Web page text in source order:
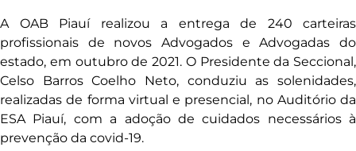
A OAB Piauí realizou a entrega de 240 carteiras
profissionais de novos Advogados e Advogadas do
estado, em outubro de 2021. O Presidente da Seccional,
Celso Barros Coelho Neto, conduziu as solenidades,
realizadas de forma virtual e presencial, no Auditório da
ESA Piauí, com a adoção de cuidados necessários à
prevenção da covid-19.